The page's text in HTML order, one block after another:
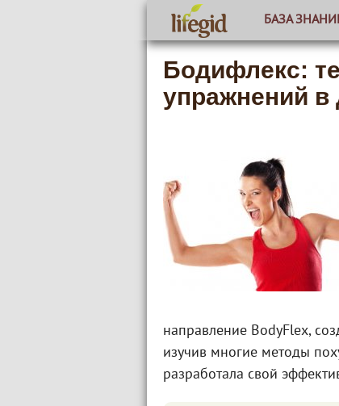
БАЗА
Бодифлекс:
упражнений
направление BodyFlex,
изучив многие методы
разработала свой